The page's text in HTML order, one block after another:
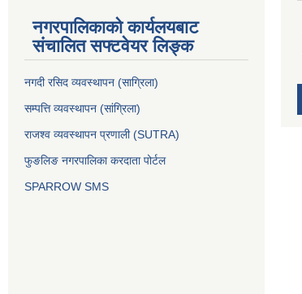
नगरपालिकाको कार्यलयबाट
संचालित सफ्टवेयर लिङ्क
नगदी रसिद व्यवस्थापन (साग्रिला)
सम्पत्ति व्यवस्थापन (सांग्रिला)
राजश्व व्यवस्थापन प्रणाली (SUTRA)
फुङलिङ नगरपालिका करदाता पोर्टल
SPARROW SMS